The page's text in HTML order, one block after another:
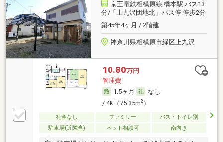
京王電鉄相模原線 橋本駅 バス13
分/「上九沢団地北」バス停 停歩2分
築45年4ヶ月 / 2階建
神奈川県相模原市緑区上九沢
10.80万円
管理費-
1.5ヶ月
なし
/ 4K（75.35m2）
礼金なし ファミリー
バス・トイレ別
駐車場(近隣含)
ペット相談可 南向き